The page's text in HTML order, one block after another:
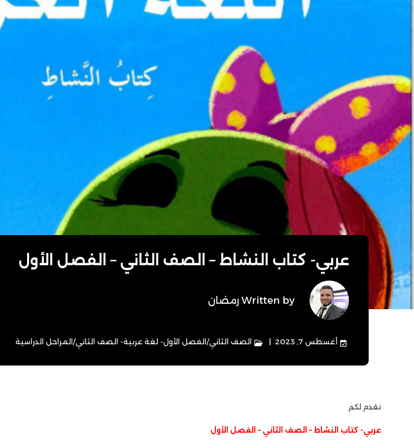
عربي- كتاب النشاط – الصف الثاني – الفصل الأول
Written by رمضان
أغسطس 7, 2023 الصف الثاني/الفصل الأول- لغة عربية- الصف الثاني/المراحل الدراسية
نقدم لكم
عربي- كتاب النشاط – الصف الثاني – الفصل الأول